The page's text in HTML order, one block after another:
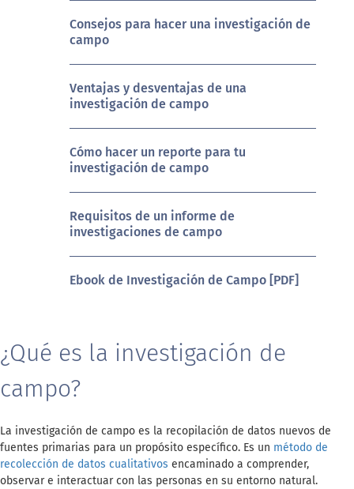
Consejos para hacer una investigación de
campo
Ventajas y desventajas de una
investigación de campo
Cómo hacer un reporte para tu
investigación de campo
Requisitos de un informe de
investigaciones de campo
Ebook de Investigación de Campo [PDF]
¿Qué es la investigación de
campo?
La investigación de campo es la recopilación de datos nuevos de
fuentes primarias para un propósito específico. Es un método de
recolección de datos cualitativos encaminado a comprender,
observar e interactuar con las personas en su entorno natural.